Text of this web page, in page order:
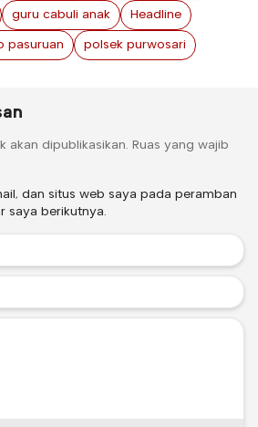
guru cabuli anak Headline
pasuruan polsek purwosari
akan dipublikasikan. Ruas yang wajib
dan situs web saya pada peramban
saya berikutnya.